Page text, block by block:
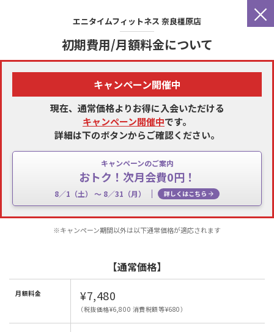
×
エニタイムフィットネス 奈良橿原店
初期費用/月額料金について
キャンペーン開催中
現在、通常価格よりお得に入会いただける
キャンペーン開催中です。
詳細は下のボタンからご確認ください。
キャンペーンのご案内
おトク！次月会費0円！
8／1（土） 〜 8／31（月） 詳しくはこちら
※キャンペーン期間以外は以下通常価格が適応されます
【通常価格】
月額料金 ¥7,480
（税抜価格¥6,800 消費税額等¥680）